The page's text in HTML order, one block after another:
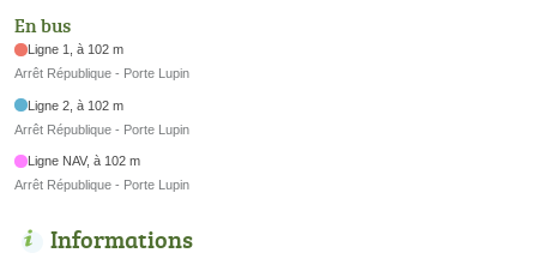
En bus
Ligne 1, à 102 m
Arrêt République - Porte Lupin
Ligne 2, à 102 m
Arrêt République - Porte Lupin
Ligne NAV, à 102 m
Arrêt République - Porte Lupin
Informations